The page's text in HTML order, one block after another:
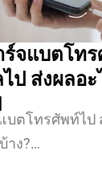
ร์จแบตโท
ป ส่งผลอะ
บตโทรศัพท์ไป
าง?…